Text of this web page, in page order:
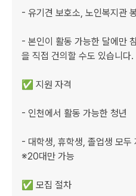
- 유기견 보호소, 노인복지관
- 본인이 활동 가능한 달에만
을 직접 건의할 수도 있습니다.
✅ 지원 자격
- 인천에서 활동 가능한 청년
- 대학생, 휴학생, 졸업생 모두
※20대만 가능
✅ 모집 절차